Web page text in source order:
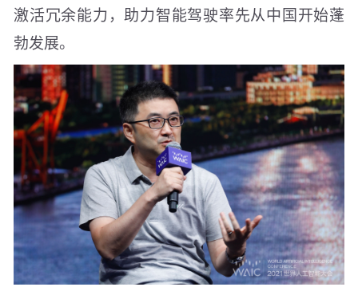
激活冗余能力，助力智能驾驶率先从中国开始蓬
勃发展。